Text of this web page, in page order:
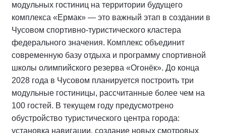
модульных гостиниц на территории будущего
комплекса «Ермак» — это важный этап в создании в
Чусовом спортивно-туристического кластера
федерального значения. Комплекс объединит
современную базу отдыха и программу спортивной
школы олимпийского резерва «Огонёк». До конца
2028 года в Чусовом планируется построить три
модульные гостиницы, рассчитанные более чем на
100 гостей. В текущем году предусмотрено
обустройство туристического центра города:
установка навигации, создание новых смотровых